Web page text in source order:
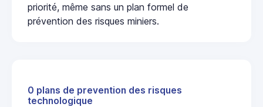
priorité, même sans un plan formel de
prévention des risques miniers.
0 plans de prevention des risques
technologique